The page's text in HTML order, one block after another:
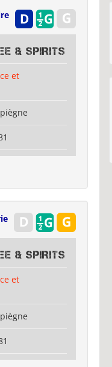
& SPIRITS
et
& SPIRITS
et